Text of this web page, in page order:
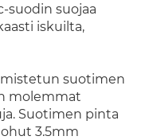
suodin suojaa
iskuilta,
suotimen
molemmat
Suotimen pinta
3.5mm